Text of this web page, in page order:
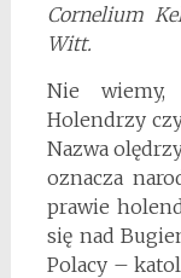
Cornelium
Witt.
Nie
Holendrzy
Nazwa
oznacza
prawie
się nad
Polacy –